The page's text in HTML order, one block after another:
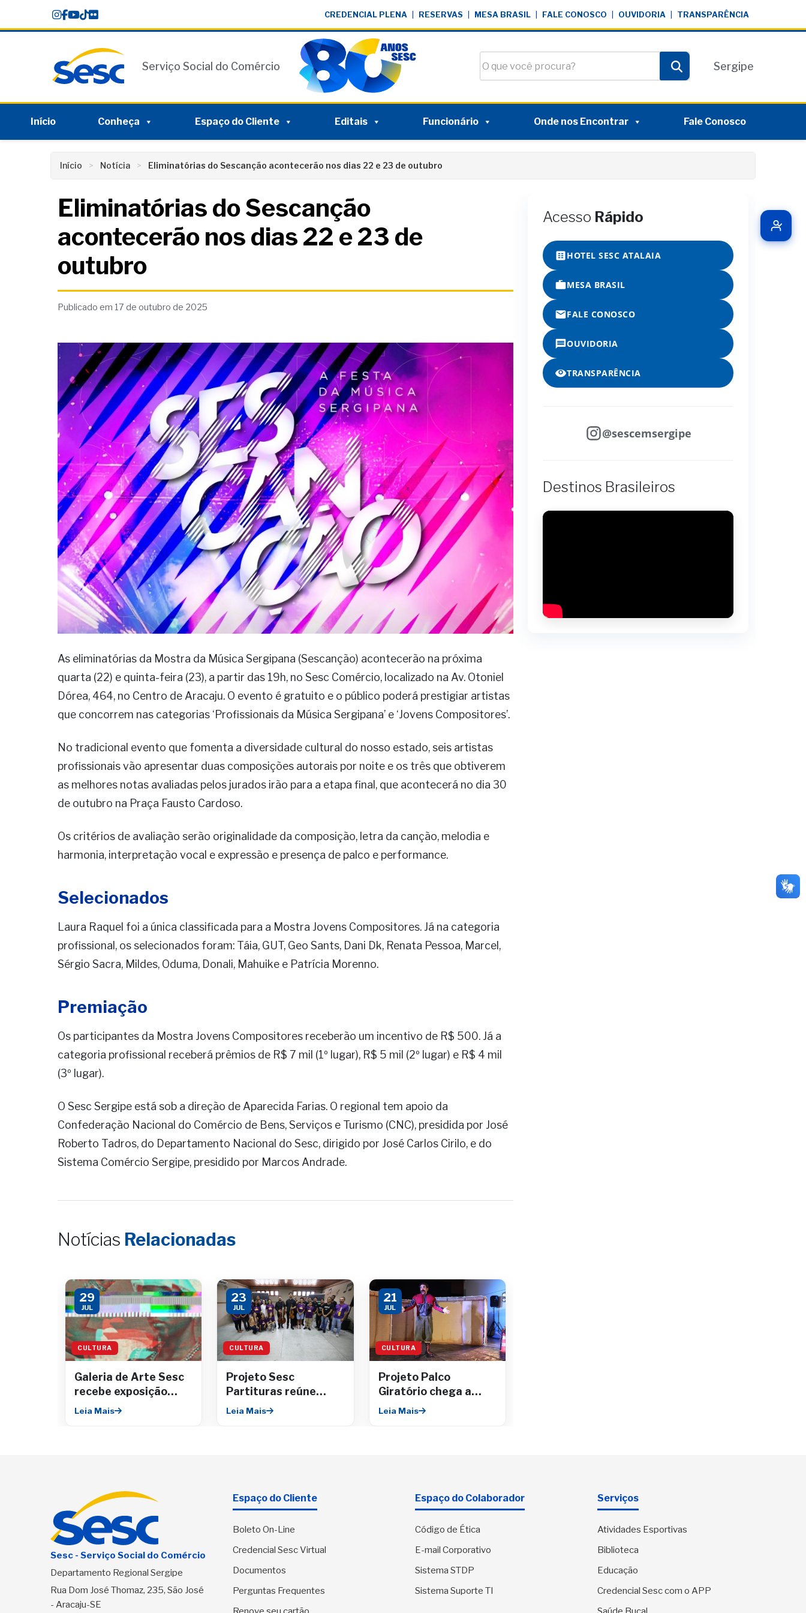
content
CREDENCIAL PLENA RESERVAS MESA BRASIL FALE CONOSCO OUVIDORIA TRANSPARÊNCIA
Serviço Social do Comércio
Pesquisar
Sergipe
Início Conheça Espaço do Cliente Editais Funcionário Onde nos Encontrar Fale Conosco
Início Notícia Eliminatórias do Sescanção acontecerão nos dias 22 e 23 de outubro
Eliminatórias do Sescanção
acontecerão nos dias 22 e 23 de
outubro
Publicado em 17 de outubro de 2025
As eliminatórias da Mostra da Música Sergipana (Sescanção) acontecerão na próxima
quarta (22) e quinta-feira (23), a partir das 19h, no Sesc Comércio, localizado na Av. Otoniel
Dórea, 464, no Centro de Aracaju. O evento é gratuito e o público poderá prestigiar artistas
que concorrem nas categorias ‘Profissionais da Música Sergipana’ e ‘Jovens Compositores’.
No tradicional evento que fomenta a diversidade cultural do nosso estado, seis artistas
profissionais vão apresentar duas composições autorais por noite e os três que obtiverem
as melhores notas avaliadas pelos jurados irão para a etapa final, que acontecerá no dia 30
de outubro na Praça Fausto Cardoso.
Os critérios de avaliação serão originalidade da composição, letra da canção, melodia e
harmonia, interpretação vocal e expressão e presença de palco e performance.
Selecionados
Laura Raquel foi a única classificada para a Mostra Jovens Compositores. Já na categoria
profissional, os selecionados foram: Táia, GUT, Geo Sants, Dani Dk, Renata Pessoa, Marcel,
Sérgio Sacra, Mildes, Oduma, Donali, Mahuike e Patrícia Morenno.
Premiação
Os participantes da Mostra Jovens Compositores receberão um incentivo de R$ 500. Já a
categoria profissional receberá prêmios de R$ 7 mil (1º lugar), R$ 5 mil (2º lugar) e R$ 4 mil
(3º lugar).
O Sesc Sergipe está sob a direção de Aparecida Farias. O regional tem apoio da
Confederação Nacional do Comércio de Bens, Serviços e Turismo (CNC), presidida por José
Roberto Tadros, do Departamento Nacional do Sesc, dirigido por José Carlos Cirilo, e do
Sistema Comércio Sergipe, presidido por Marcos Andrade.
Notícias Relacionadas
29
JUL
CULTURA
Galeria de Arte Sesc
recebe exposição
sobe maternidade e
Leia Mais
23
JUL
CULTURA
Projeto Sesc
Partituras reúne
músicos, estudantes
Leia Mais
21
JUL
CULTURA
Projeto Palco
Giratório chega a
Aracaju
Leia Mais
Acesso Rápido
HOTEL SESC ATALAIA
MESA BRASIL
FALE CONOSCO
OUVIDORIA
TRANSPARÊNCIA
@sescemsergipe
Destinos Brasileiros
Sesc - Serviço Social do Comércio
Departamento Regional Sergipe
Rua Dom José Thomaz, 235, São José
- Aracaju-SE
Espaço do Cliente
Boleto On-Line
Credencial Sesc Virtual
Documentos
Perguntas Frequentes
Espaço do Colaborador
Código de Ética
E-mail Corporativo
Sistema STDP
Sistema Suporte TI
Serviços
Atividades Esportivas
Biblioteca
Educação
Credencial Sesc com o APP